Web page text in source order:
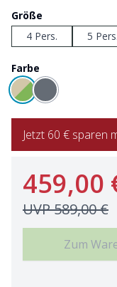
Größe
4 Pers.
5 Pers.
Farbe
Jetzt 60 € sparen
459,00
UVP589,00 €
Zum